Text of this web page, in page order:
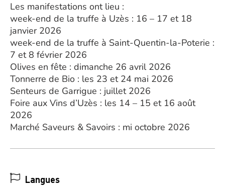
Les manifestations ont lieu :
week-end de la truffe à Uzès : 16 – 17 et 18
janvier 2026
week-end de la truffe à Saint-Quentin-la-Poterie :
7 et 8 février 2026
Olives en fête : dimanche 26 avril 2026
Tonnerre de Bio : les 23 et 24 mai 2026
Senteurs de Garrigue : juillet 2026
Foire aux Vins d’Uzès : les 14 – 15 et 16 août
2026
Marché Saveurs & Savoirs : mi octobre 2026
Langues